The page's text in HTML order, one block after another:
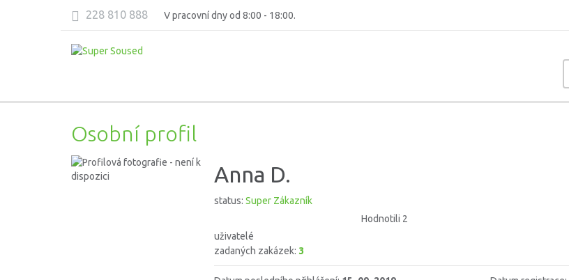
228 810 888 V pracovní dny od 8:00 - 18:00.
Osobní profil
Anna D.
status: Super Zákazník
Hodnotili 2
uživatelé
zadaných zakázek: 3